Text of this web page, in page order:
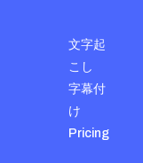
文字起
こし
字幕付
け
Pricing